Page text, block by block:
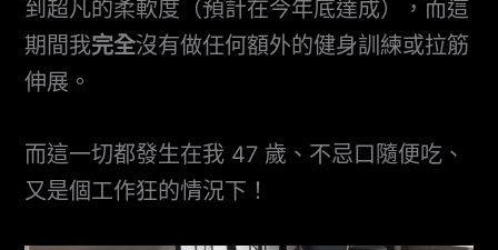
到超凡的柔軟度（預計在今年底達成），而這
期間我完全沒有做任何額外的健身訓練或拉筋
伸展。
而這一切都發生在我 47 歲、不忌口隨便吃、
又是個工作狂的情況下！